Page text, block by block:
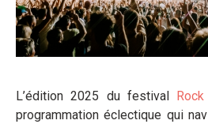
L’édition 2025 du festival
programmation éclectique qui